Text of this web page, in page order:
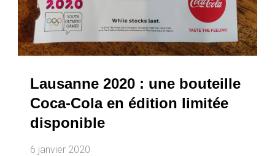
Lausanne 2020 : une bouteille
Coca-Cola en édition limitée
disponible
6 janvier 2020